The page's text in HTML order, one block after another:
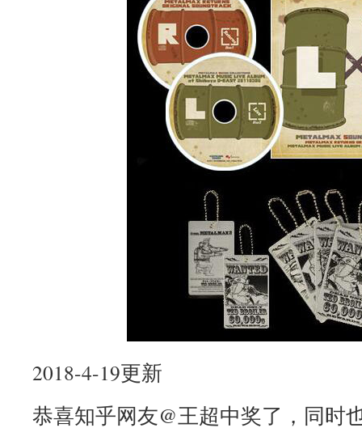
2018-4-19更新
恭喜知乎网友@王超中奖了，同时